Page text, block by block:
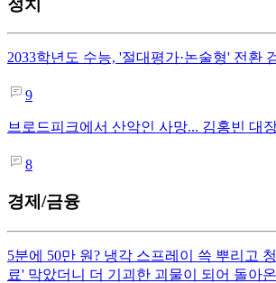
2033학년도 수능, '절대평가·논술형' 전환
9
브로드피크에서 산악인 사망... 김홍빈 대
8
경제/금융
5분에 50만 원? 냉각 스프레이 쓱 뿌리고
료' 막았더니 더 기괴한 괴물이 되어 돌아